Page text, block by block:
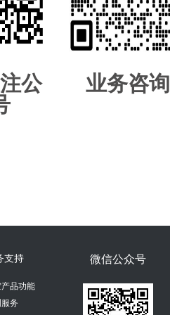
公
业务咨询
支持
品功能
务
微信公众号